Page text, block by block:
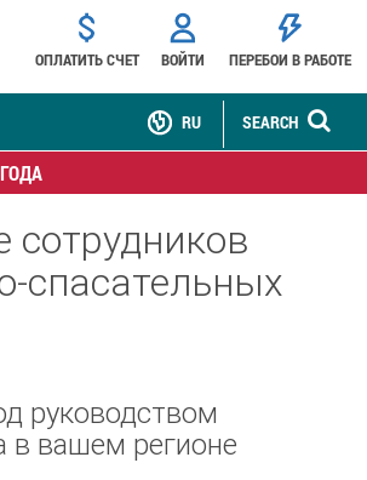
ОПЛАТИТЬ СЧЕТ ВОЙТИ ПЕРЕБОИ В РАБОТЕ
SEARCH
RU
сотрудников
спасательных
руководством
в вашем регионе